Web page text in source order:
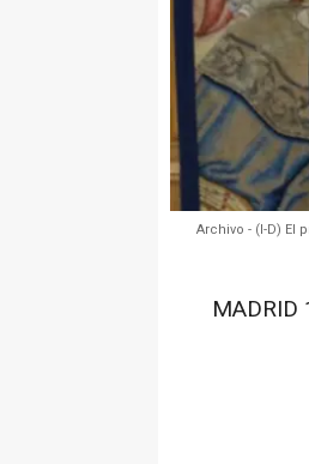
Archivo - (I-D) El
MADRID